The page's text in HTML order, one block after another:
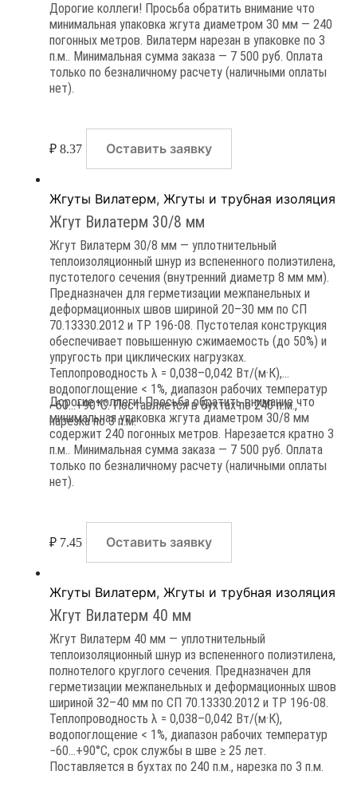
Дорогие коллеги! Просьба обратить внимание что
минимальная упаковка жгута диаметром 30 мм — 240
погонных метров. Вилатерм нарезан в упаковке по 3
п.м.. Минимальная сумма заказа — 7 500 руб. Оплата
только по безналичному расчету (наличными оплаты
нет).
₽ 8.37 Оставить заявку
Жгуты Вилатерм,Жгуты и трубная изоляция
Жгут Вилатерм 30/8 мм
Жгут Вилатерм 30/8 мм — уплотнительный
теплоизоляционный шнур из вспененного полиэтилена,
пустотелого сечения (внутренний диаметр 8 мм мм).
Предназначен для герметизации межпанельных и
деформационных швов шириной 20–30 мм по СП
70.13330.2012 и ТР 196-08. Пустотелая конструкция
обеспечивает повышенную сжимаемость (до 50%) и
упругость при циклических нагрузках.
Теплопроводность λ = 0,038–0,042 Вт/(м·К),
водопоглощение < 1%, диапазон рабочих температур
−60…+90°C. Поставляется в бухтах по 240 п.м.,
нарезка по 3 п.м.
Дорогие коллеги! Просьба обратить внимание что
минимальная упаковка жгута диаметром 30/8 мм
содержит 240 погонных метров. Нарезается кратно 3
п.м.. Минимальная сумма заказа — 7 500 руб. Оплата
только по безналичному расчету (наличными оплаты
нет).
₽ 7.45 Оставить заявку
Жгуты Вилатерм,Жгуты и трубная изоляция
Жгут Вилатерм 40 мм
Жгут Вилатерм 40 мм — уплотнительный
теплоизоляционный шнур из вспененного полиэтилена,
полнотелого круглого сечения. Предназначен для
герметизации межпанельных и деформационных швов
шириной 32–40 мм по СП 70.13330.2012 и ТР 196-08.
Теплопроводность λ = 0,038–0,042 Вт/(м·К),
водопоглощение < 1%, диапазон рабочих температур
−60…+90°C, срок службы в шве ≥ 25 лет.
Поставляется в бухтах по 240 п.м., нарезка по 3 п.м.